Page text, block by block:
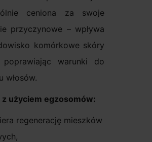
ceniona za swoje
przyczynowe – wpływa
komórkowe skóry
poprawiając warunki do
włosów.
z użyciem egzosomów:
regenerację mieszków